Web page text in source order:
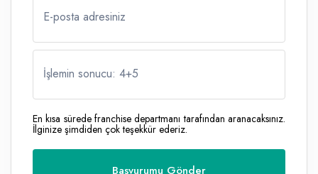
E-posta adresiniz
İşlemin sonucu: 4+5
En kısa sürede franchise departmanı tarafından aranacaksınız.
İlginize şimdiden çok teşekkür ederiz.